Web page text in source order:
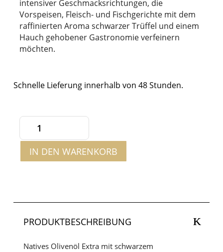
intensiver Geschmacksrichtungen, die
Vorspeisen, Fleisch- und Fischgerichte mit dem
raffinierten Aroma schwarzer Trüffel und einem
Hauch gehobener Gastronomie verfeinern
möchten.
Schnelle Lieferung innerhalb von 48 Stunden.
Natives
Olivenöl
Extra
250ml
IN DEN WARENKORB
PRODUKTBESCHREIBUNG
Natives Olivenöl Extra mit schwarzem